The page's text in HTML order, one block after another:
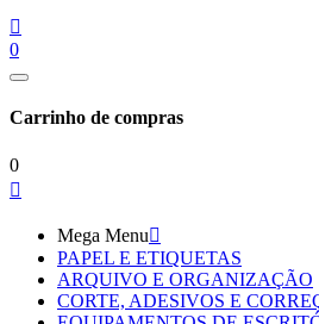

0
Carrinho de compras
0

Mega Menu
PAPEL E ETIQUETAS
ARQUIVO E ORGANIZAÇÃO
CORTE, ADESIVOS E